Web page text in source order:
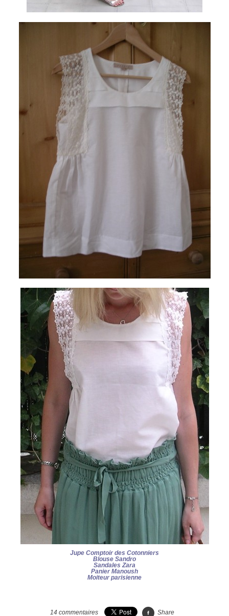
Jupe Comptoir des Cotonniers
Blouse Sandro
Sandales Zara
Panier Manoush
Moiteur parisienne
14 commentaires Share